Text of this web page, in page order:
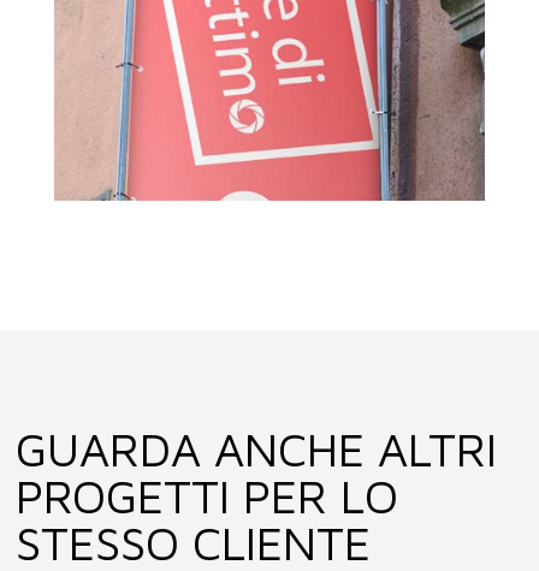
GUARDA ANCHE ALTRI
PROGETTI PER LO
STESSO CLIENTE